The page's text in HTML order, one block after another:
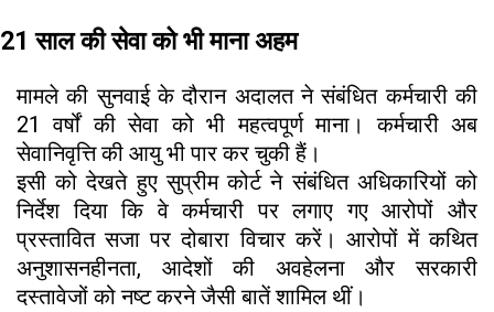
21 साल की सेवा को भी माना अहम
मामले की सुनवाई के दौरान अदालत ने संबंधित कर्मचारी की
21 वर्षों की सेवा को भी महत्वपूर्ण माना। कर्मचारी अब
सेवानिवृत्ति की आयु भी पार कर चुकी हैं।
इसी को देखते हुए सुप्रीम कोर्ट ने संबंधित अधिकारियों को
निर्देश दिया कि वे कर्मचारी पर लगाए गए आरोपों और
प्रस्तावित सजा पर दोबारा विचार करें। आरोपों में कथित
अनुशासनहीनता, आदेशों की अवहेलना और सरकारी
दस्तावेजों को नष्ट करने जैसी बातें शामिल थीं।